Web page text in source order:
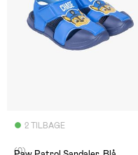
2 TILBAGE
(0)